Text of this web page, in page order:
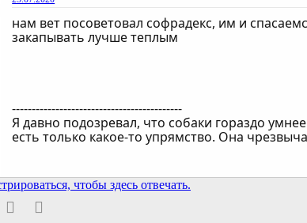
нам вет посоветовал софрадекс, им и
закапывать лучше теплым
-------------------------------------------
Я давно подозревал, что собаки гораздо
есть только какое-то упрямство. Она
чтобы здесь отвечать.
Электронная почта